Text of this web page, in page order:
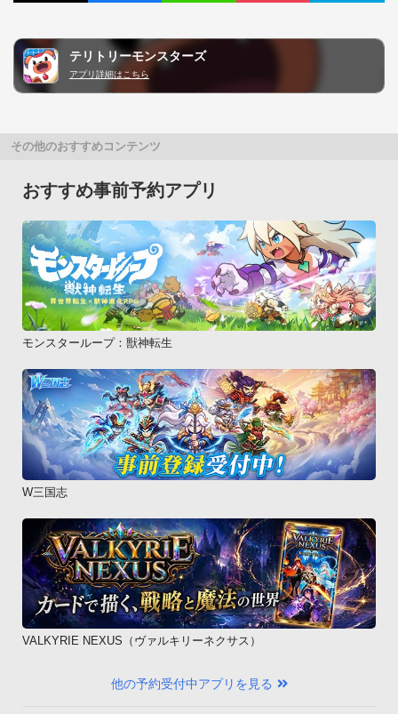
テリトリーモンスターズ
アプリ詳細はこちら
その他のおすすめコンテンツ
おすすめ事前予約アプリ
モンスターループ：獣神転生
W三国志
VALKYRIE NEXUS（ヴァルキリーネクサス）
他の予約受付中アプリを見る